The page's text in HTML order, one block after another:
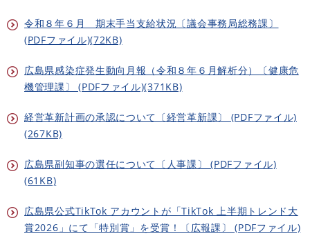
令和８年６月 期末手当支給状況〔議会事務局総務課〕
(PDFファイル)(72KB)
広島県感染症発生動向月報（令和８年６月解析分）〔健康危
機管理課〕 (PDFファイル)(371KB)
経営革新計画の承認について〔経営革新課〕 (PDFファイル)
(267KB)
広島県副知事の選任について〔人事課〕 (PDFファイル)
(61KB)
広島県公式TikTok アカウントが「TikTok 上半期トレンド大
賞2026」にて「特別賞」を受賞！〔広報課〕 (PDFファイル)